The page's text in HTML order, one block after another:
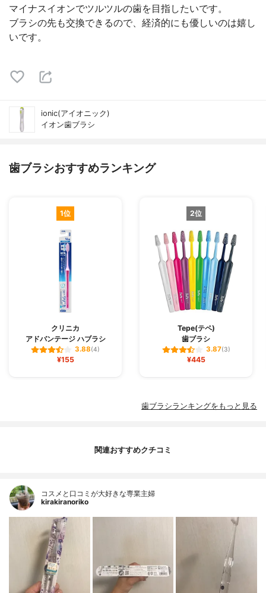
マイナスイオンでツルツルの歯を目指したいです。
ブラシの先も交換できるので、経済的にも優しいのは嬉し
いです。
ionic(アイオニック)
イオン歯ブラシ
歯ブラシおすすめランキング
1位
クリニカ
アドバンテージ ハブラシ
3.88(4)
¥155
2位
Tepe(テペ)
歯ブラシ
3.87(3)
¥445
歯ブラシランキングをもっと見る
関連おすすめクチコミ
コスメと口コミが大好きな専業主婦
kirakiranoriko